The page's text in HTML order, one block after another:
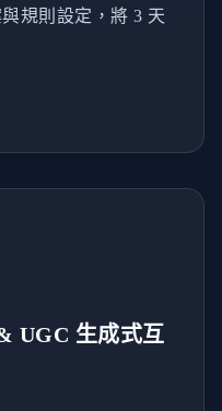
規則設定，將 3 天
UGC 生成式互